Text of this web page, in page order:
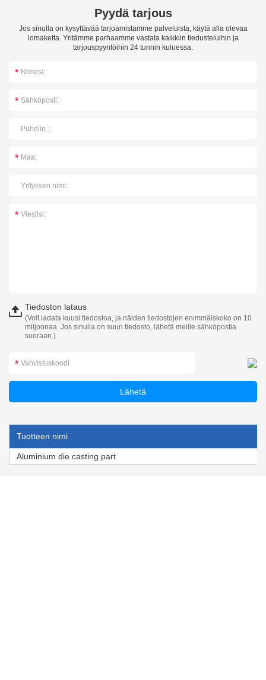
Pyydä tarjous
Jos sinulla on kysyttävää tarjoamistamme palveluista, käytä alla olevaa
lomaketta. Yritämme parhaamme vastata kaikkiin tiedusteluihin ja
tarjouspyyntöihin 24 tunnin kuluessa.
Tiedoston lataus
(Voit ladata kuusi tiedostoa, ja näiden tiedostojen enimmäiskoko on 10
miljoonaa. Jos sinulla on suuri tiedosto, lähetä meille sähköpostia
suoraan.)
Tuotteen nimi
Aluminium die casting part